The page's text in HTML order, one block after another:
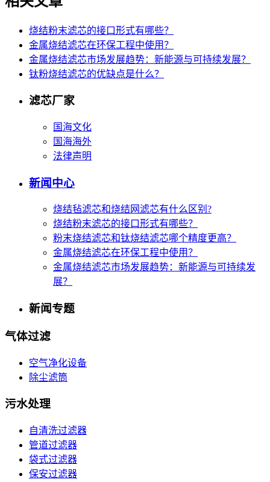
烧结粉末滤芯的接口形式有哪些？
金属烧结滤芯在环保工程中使用？
金属烧结滤芯市场发展趋势：新能源与可持续发展？
钛粉烧结滤芯的优缺点是什么？
滤芯厂家
国海文化
国海海外
法律声明
新闻中心
烧结毡滤芯和烧结网滤芯有什么区别?
烧结粉末滤芯的接口形式有哪些？
粉末烧结滤芯和钛烧结滤芯哪个精度更高？
金属烧结滤芯在环保工程中使用？
金属烧结滤芯市场发展趋势：新能源与可持续发
展？
新闻专题
气体过滤
空气净化设备
除尘滤筒
污水处理
自清洗过滤器
管道过滤器
袋式过滤器
保安过滤器